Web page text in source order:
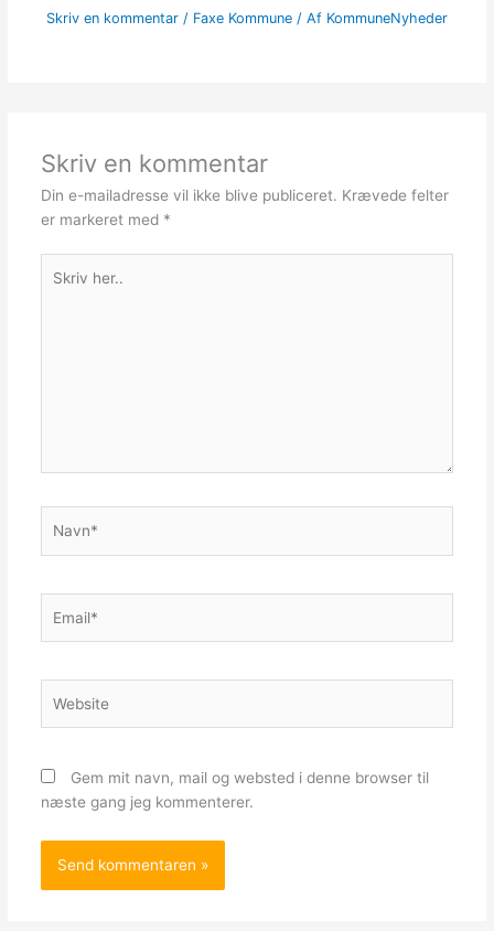
Skriv en kommentar / Faxe Kommune/ Af KommuneNyheder
Skriv en kommentar
Din e-mailadresse vil ikke blive publiceret. Krævede felter
er markeret med *
her..
Gem mit navn, mail og websted i denne browser til
næste gang jeg kommenterer.